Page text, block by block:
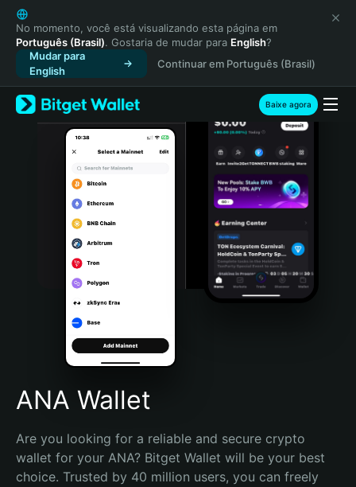
English
日本語
Tiếng Việt
Русский
Español (Latinoamérica)
Türkçe
Italiano
Português (Portugal)
Bahasa Indonesia
Português (Brasil)
Español (Argentina)
No momento, você está visualizando esta página em
Português (Brasil). Gostaria de mudar para English?
Mudar para
English
Continuar em Português (Brasil)
Baixe agora
ANA Wallet
Are you looking for a reliable and secure crypto
wallet for your ANA? Bitget Wallet will be your best
choice. Trusted by 40 million users, you can freely